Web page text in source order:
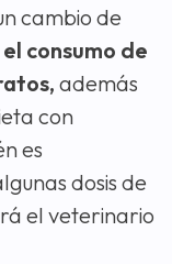
cambio de
el consumo de
además
con
es
dosis de
el veterinario